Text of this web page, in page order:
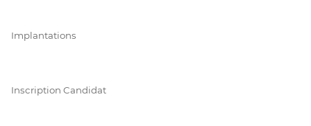
Implantations
Inscription Candidat